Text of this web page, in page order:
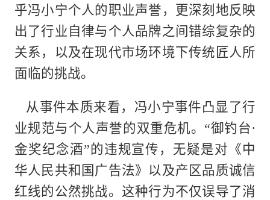
乎冯小宁个人的职业声誉，更深刻地反映
出了行业自律与个人品牌之间错综复杂的
关系，以及在现代市场环境下传统匠人所
面临的挑战。
从事件本质来看，冯小宁事件凸显了行
业规范与个人声誉的双重危机。“御钓台·
金奖纪念酒”的违规宣传，无疑是对《中
华人民共和国广告法》以及产区品质诚信
红线的公然挑战。这种行为不仅误导了消